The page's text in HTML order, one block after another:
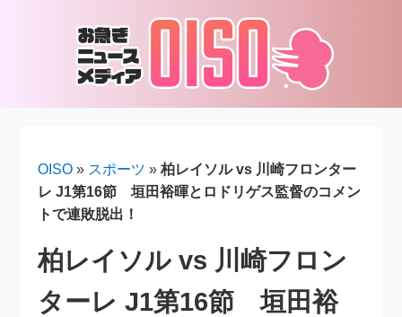
OISO » スポーツ »柏レイソル vs 川崎フロンター
レ J1第16節 垣田裕暉とロドリゲス監督のコメン
トで連敗脱出！
柏レイソル vs 川崎フロン
ターレ J1第16節 垣田裕